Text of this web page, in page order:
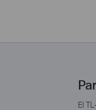
El